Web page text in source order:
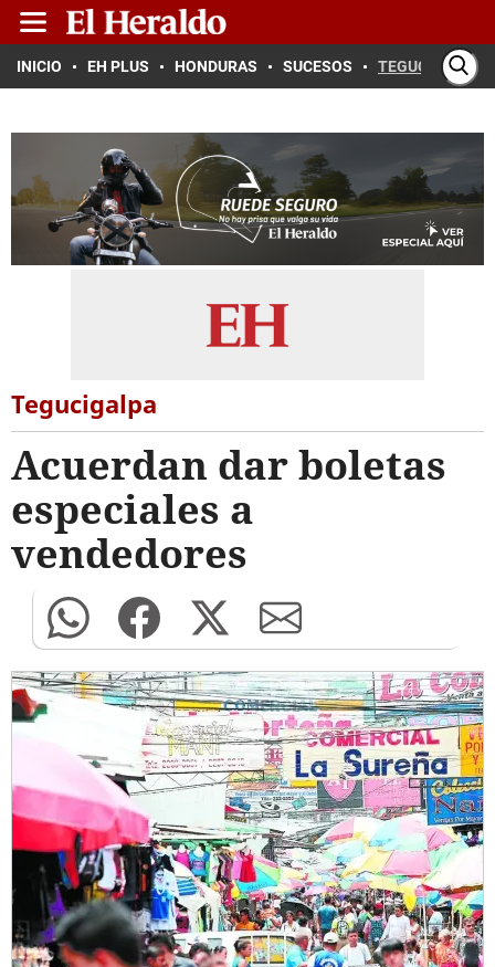
INICIO EH PLUS HONDURAS SUCESOS TEGUCIGALPA
Tegucigalpa
Acuerdan dar boletas
especiales a
vendedores